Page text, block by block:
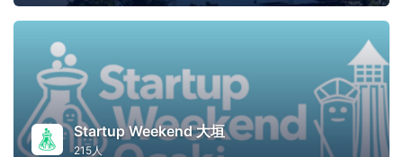
Startup Weekend 大垣
215人